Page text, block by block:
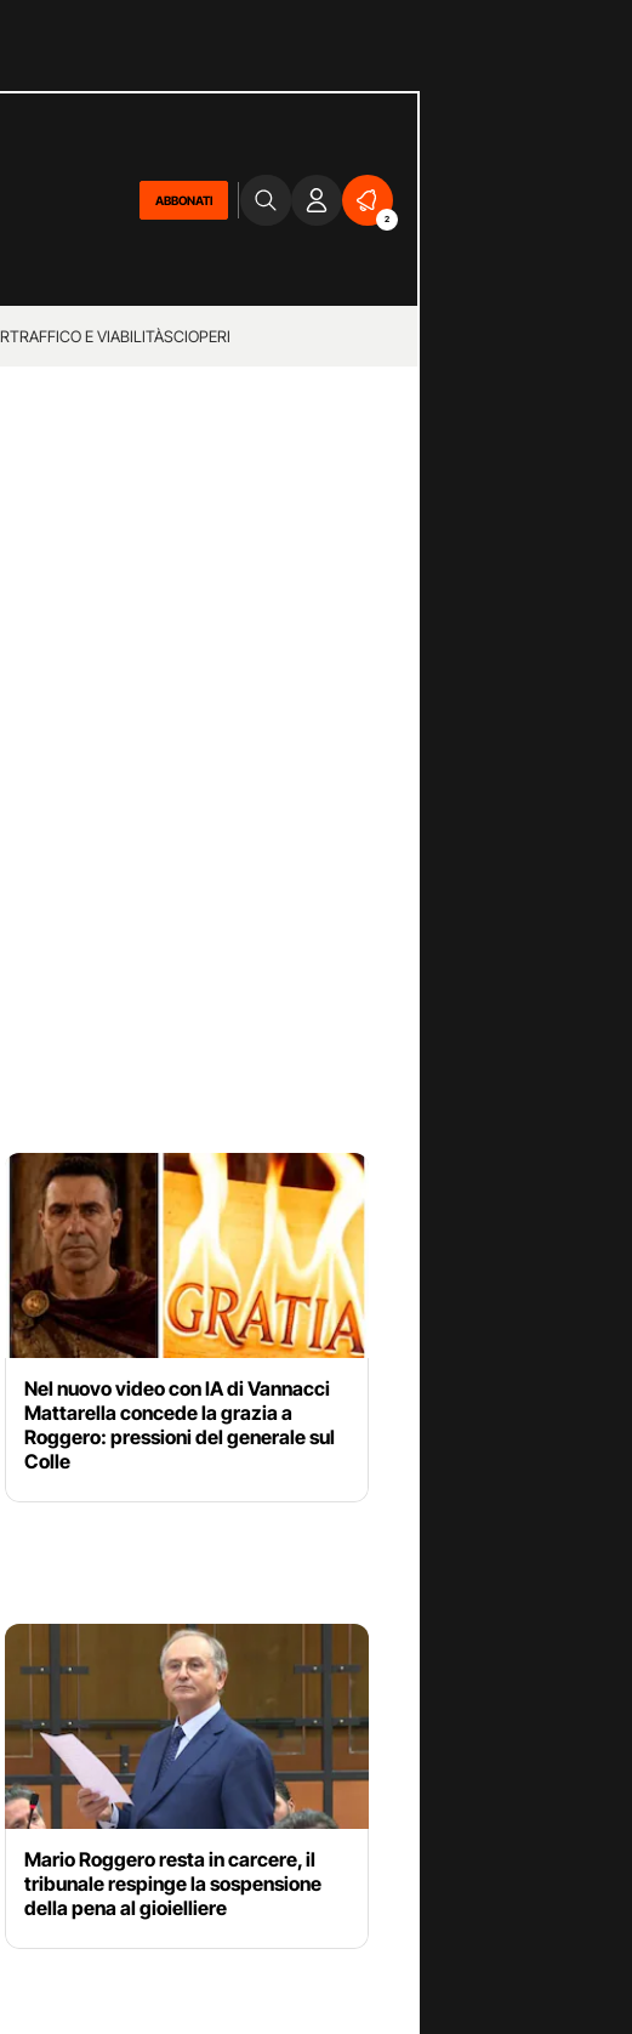
ABBONATI
2
TRAFFICO E VIABILITÀSCIOPERI
Nel nuovo video con IA di Vannacci
Mattarella concede la grazia a
Roggero: pressioni del generale sul
Colle
Mario Roggero resta in carcere, il
tribunale respinge la sospensione
della pena al gioielliere